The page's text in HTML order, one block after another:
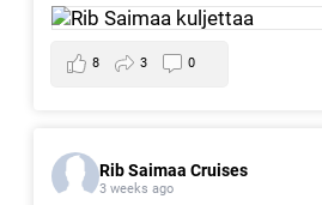
8 3 0
Rib Saimaa Cruises
3 weeks ago